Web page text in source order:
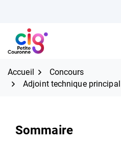
contenu
CIG Petite Couronne
Expertise
Accueil
Concours
Adjoint technique
Sommaire